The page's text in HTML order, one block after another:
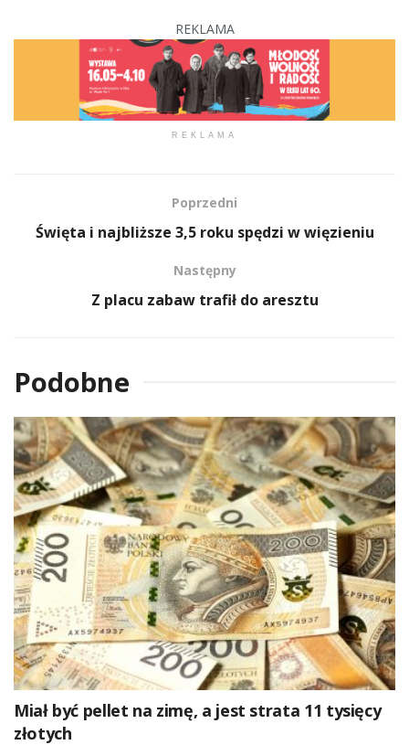
REKLAMA
REKLAMA
Poprzedni
Święta i najbliższe 3,5 roku spędzi w więzieniu
Następny
Z placu zabaw trafił do aresztu
Podobne
Miał być pellet na zimę, a jest strata 11 tysięcy
złotych